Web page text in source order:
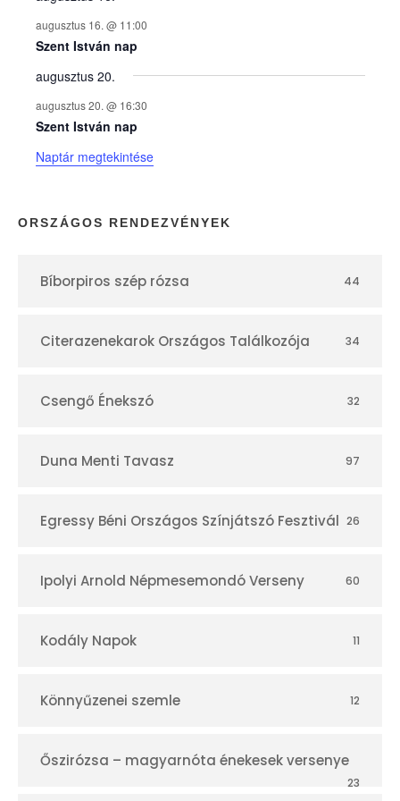
e
k
n
a
p
r
augusztus 16. @ 11:00
Szent István nap
augusztus 20.
augusztus 20. @ 16:30
Szent István nap
Naptár megtekintése
ORSZÁGOS RENDEZVÉNYEK
Bíborpiros szép rózsa 44
Citerazenekarok Országos Találkozója 34
Csengő Énekszó 32
Duna Menti Tavasz 97
Egressy Béni Országos Színjátszó Fesztivál 26
Ipolyi Arnold Népmesemondó Verseny 60
Kodály Napok 11
Könnyűzenei szemle 12
Őszirózsa – magyarnóta énekesek versenye
23